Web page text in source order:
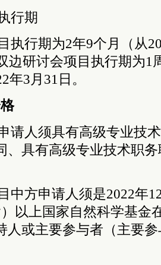
行期
执行期为2年9个月（从
边研讨会项目执行期为1
年3月31日。
请人须具有高级专业技
、具有高级专业技术职
中方申请人须是2022年
以上国家自然科学基金
人或主要参与者（主要